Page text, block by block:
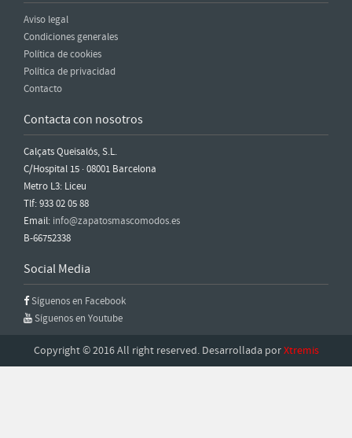
Aviso legal
Condiciones generales
Política de cookies
Política de privacidad
Contacto
Contacta con nosotros
Calçats Queisalós, S.L.
C/Hospital 15 · 08001 Barcelona
Metro L3: Liceu
Tlf: 933 02 05 88
Email: info@zapatosmascomodos.es
B-66752338
Social Media
Síguenos en Facebook
Síguenos en Youtube
Copyright © 2016 All right reserved. Desarrollada porXtremis